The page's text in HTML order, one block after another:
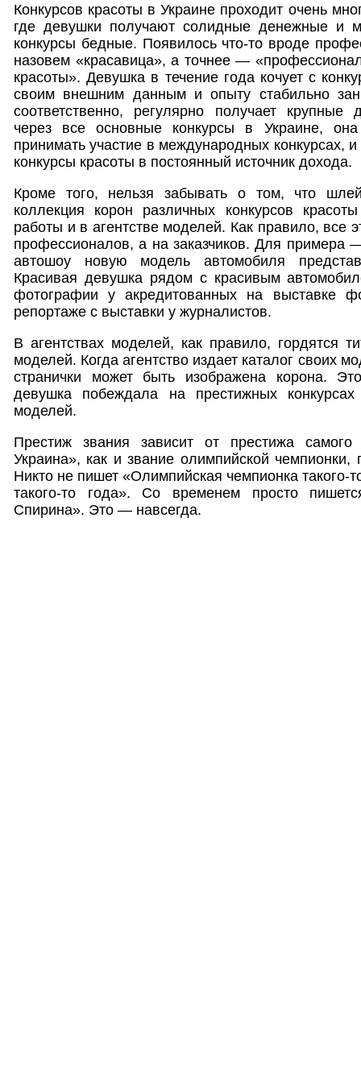
Конкурсов красоты в Украине проходит очень
где девушки получают солидные денежные и
конкурсы бедные. Появилось что-то вроде
назовем «красавица», а точнее —
красоты». Девушка в течение года кочует с
своим внешним данным и опыту стабильно
соответственно, регулярно получает
через все основные конкурсы в Украине,
принимать участие в международных конкурсах,
конкурсы красоты в постоянный источник дохода.
Кроме того, нельзя забывать о том, что
коллекция корон различных конкурсов
работы и в агентстве моделей. Как правило, все
профессионалов, а на заказчиков. Для примера
автошоу новую модель автомобиля
Красивая девушка рядом с красивым
фотографии у акредитованных на выставке
репортаже с выставки у журналистов.
В агентствах моделей, как правило, гордятся
моделей. Когда агентство издает каталог своих
странички может быть изображена корона.
девушка побеждала на престижных
моделей.
Престиж звания зависит от престижа
Украина», как и звание олимпийской чемпионки,
Никто не пишет «Олимпийская чемпионка такого-
такого-то года». Со временем просто
Спирина». Это — навсегда.